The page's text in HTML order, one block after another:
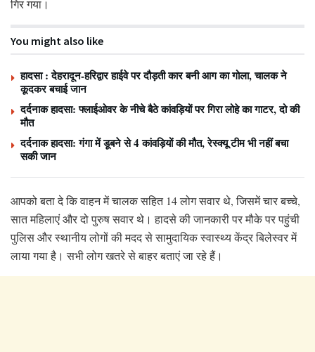
गिर गया।
You might also like
हादसा : देहरादून-हरिद्वार हाईवे पर दौड़ती कार बनी आग का गोला, चालक ने
कूदकर बचाई जान
दर्दनाक हादसा: फ्लाईओवर के नीचे बैठे कांवड़ियों पर गिरा लोहे का गाटर, दो की
मौत
दर्दनाक हादसा: गंगा में डूबने से 4 कांवड़ियों की मौत, रेस्क्यू टीम भी नहीं बचा
सकी जान
आपको बता दे कि वाहन में चालक सहित 14 लोग सवार थे, जिसमें चार बच्चे,
सात महिलाएं और दो पुरुष सवार थे। हादसे की जानकारी पर मौके पर पहुंची
पुलिस और स्थानीय लोगों की मदद से सामुदायिक स्वास्थ्य केंद्र बिलेस्वर में
लाया गया है। सभी लोग खतरे से बाहर बताएं जा रहे हैं।